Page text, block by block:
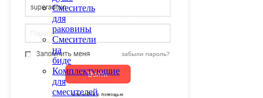
Смеситель
для
раковины
Смесители
на
биде
Комплектующие
для
смесителей